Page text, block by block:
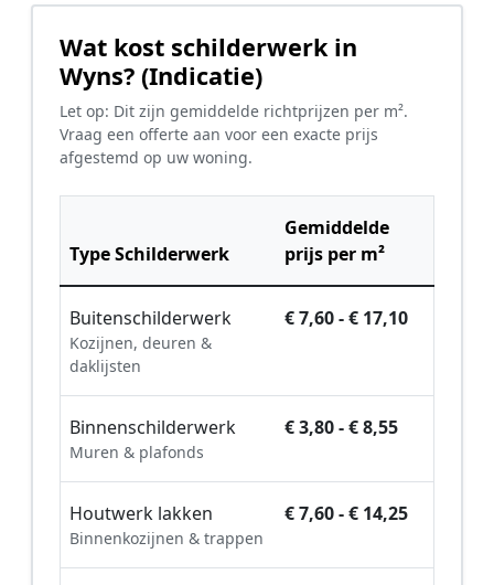
Wat kost schilderwerk in
Wyns? (Indicatie)
Let op: Dit zijn gemiddelde richtprijzen per m².
Vraag een offerte aan voor een exacte prijs
afgestemd op uw woning.
Type Schilderwerk
Gemiddelde
prijs per m²
Buitenschilderwerk
Kozijnen, deuren &
daklijsten
€ 7,60 - € 17,10
Binnenschilderwerk
Muren & plafonds
€ 3,80 - € 8,55
Houtwerk lakken
Binnenkozijnen & trappen
€ 7,60 - € 14,25